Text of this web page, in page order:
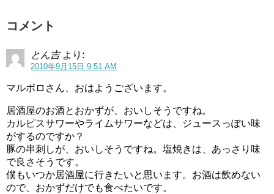
コメント
とん吉 より:
2010年9月15日 9:51 AM
マルボロさん、おはようございます。
居酒屋のお酒とおかずが、おいしそうですね。
カルピスサワーやライムサワーなどは、ジュースっぽい味
がするのですか？
豚の串刺しが、おいしそうですね。塩焼きは、あっさり味
で良さそうです。
僕もいつか居酒屋に行きたいと思います。お酒は飲めない
ので、おかずだけでも食べたいです。